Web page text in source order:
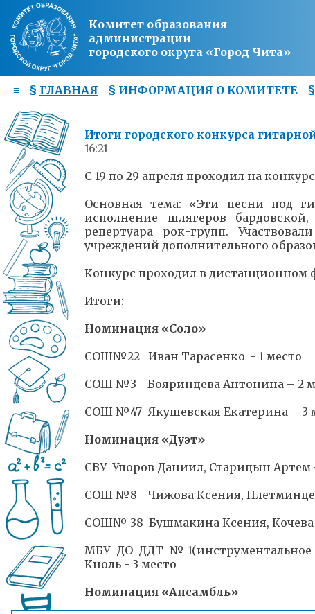
Комитет образования
администрации
городского округа «Город Чита»
≡ § ГЛАВНАЯ § ИНФОРМАЦИЯ О КОМИТЕТЕ §
Итоги городского конкурса
16:21
С 19 по 29 апреля проходил на
Основная тема: «Эти песни под
исполнение шлягеров
репертуара рок-групп.
учреждений дополнительного
Конкурс проходил в дистанционном
Итоги:
Номинация «Соло»
СОШ№22 Иван Тарасенко - 1 место
СОШ №3 Бояринцева Антонина – 2
СОШ №47 Якушевская Екатерина – 3
Номинация «Дуэт»
СВУ Упоров Даниил, Старицын Артем
СОШ №8 Чижова Ксения,
СОШ№ 38 Бушмакина Ксения, Кочева
МБУ ДО ДДТ №1(инструментальное
Кноль - 3 место
Номинация «Ансамбль»